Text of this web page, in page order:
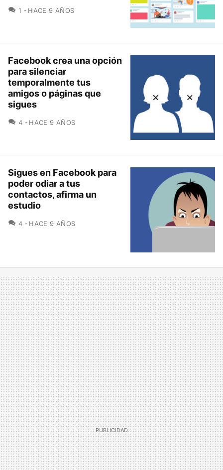
1 COMENTARIOS
HACE 9 AÑOS
Facebook crea una opción
para silenciar
temporalmente tus
amigos o páginas que
sigues
4 COMENTARIOS
HACE 9 AÑOS
Sigues en Facebook para
poder odiar a tus
contactos, afirma un
estudio
4 COMENTARIOS
HACE 9 AÑOS